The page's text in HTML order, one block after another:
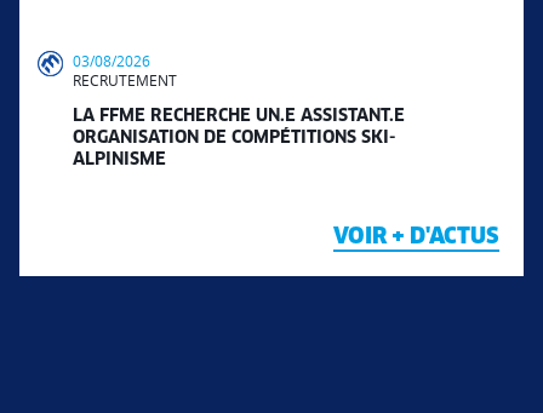
03/08/2026
RECRUTEMENT
LA FFME RECHERCHE UN.E ASSISTANT.E
ORGANISATION DE COMPÉTITIONS SKI-
ALPINISME
VOIR + D'ACTUS